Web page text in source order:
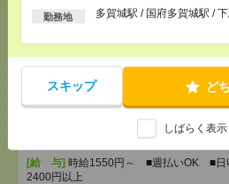
勤務地 多賀城駅 / 国府多賀城駅 /
スキップ ど
しばらく表
[給 与]時給1550円～ ■週払いOK ■日
国府多賀城駅/下馬駅/
＼通勤ラッシュとはサヨナラ／
[給 与] 時給1550円～ ■週払いOK ■日
2400円以上